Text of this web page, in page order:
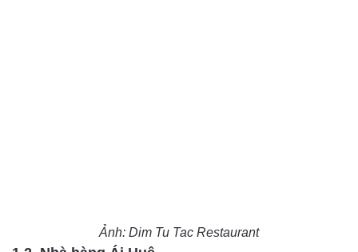
Ảnh: Dim Tu Tac Restaurant